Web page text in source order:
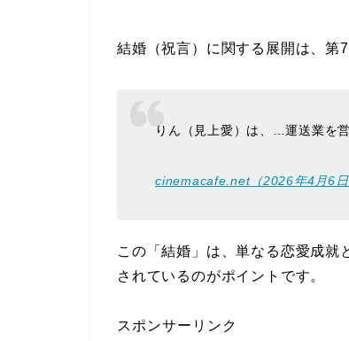
結婚（祝言）に関する展開は、第
りん（見上愛）は、…運送業を
cinemacafe.net（2026年4月6日
この「結婚」は、単なる恋愛成就
されているのがポイントです。
スポンサーリンク